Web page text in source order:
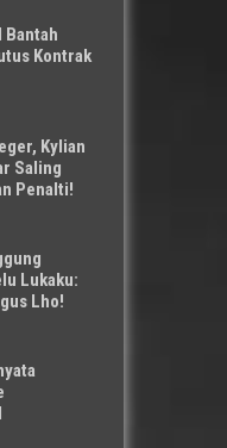
Kontrak
Kylian
Saling
Penalti!
Lukaku:
Lho!